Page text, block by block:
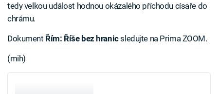
tedy velkou událost hodnou okázalého příchodu císaře do
chrámu.
Dokument Řím: Říše bez hranicsledujte na Prima ZOOM.
(mih)